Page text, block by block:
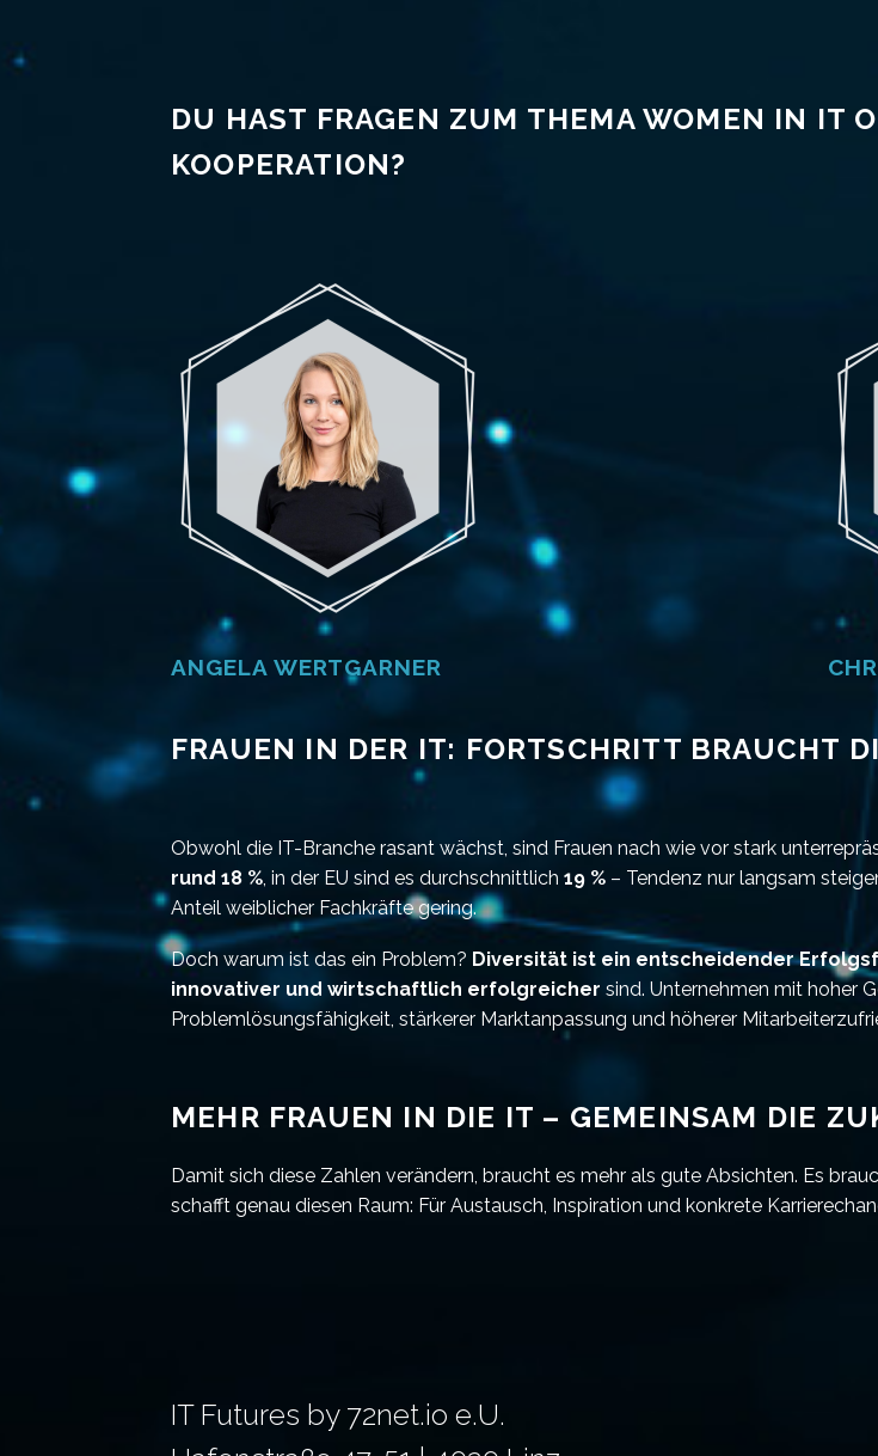
DU HAST FRAGEN ZUM THEMA WOMEN IN IT
KOOPERATION?
ANGELA WERTGARNER
FRAUEN IN DER IT: FORTSCHRITT BRAUCHT
Obwohl die IT-Branche rasant wächst, sind Frauen nach wie vor stark
rund 18 %, in der EU sind es durchschnittlich 19 % – Tendenz nur langsam
Anteil weiblicher Fachkräfte gering.
Doch warum ist das ein Problem? Diversität ist ein entscheidender
innovativer und wirtschaftlich erfolgreicher sind. Unternehmen mit hoher
Problemlösungsfähigkeit, stärkerer Marktanpassung und höherer
MEHR FRAUEN IN DIE IT – GEMEINSAM DIE
Damit sich diese Zahlen verändern, braucht es mehr als gute Absichten. Es
schafft genau diesen Raum: Für Austausch, Inspiration und konkrete
IT Futures by 72net.io e.U.